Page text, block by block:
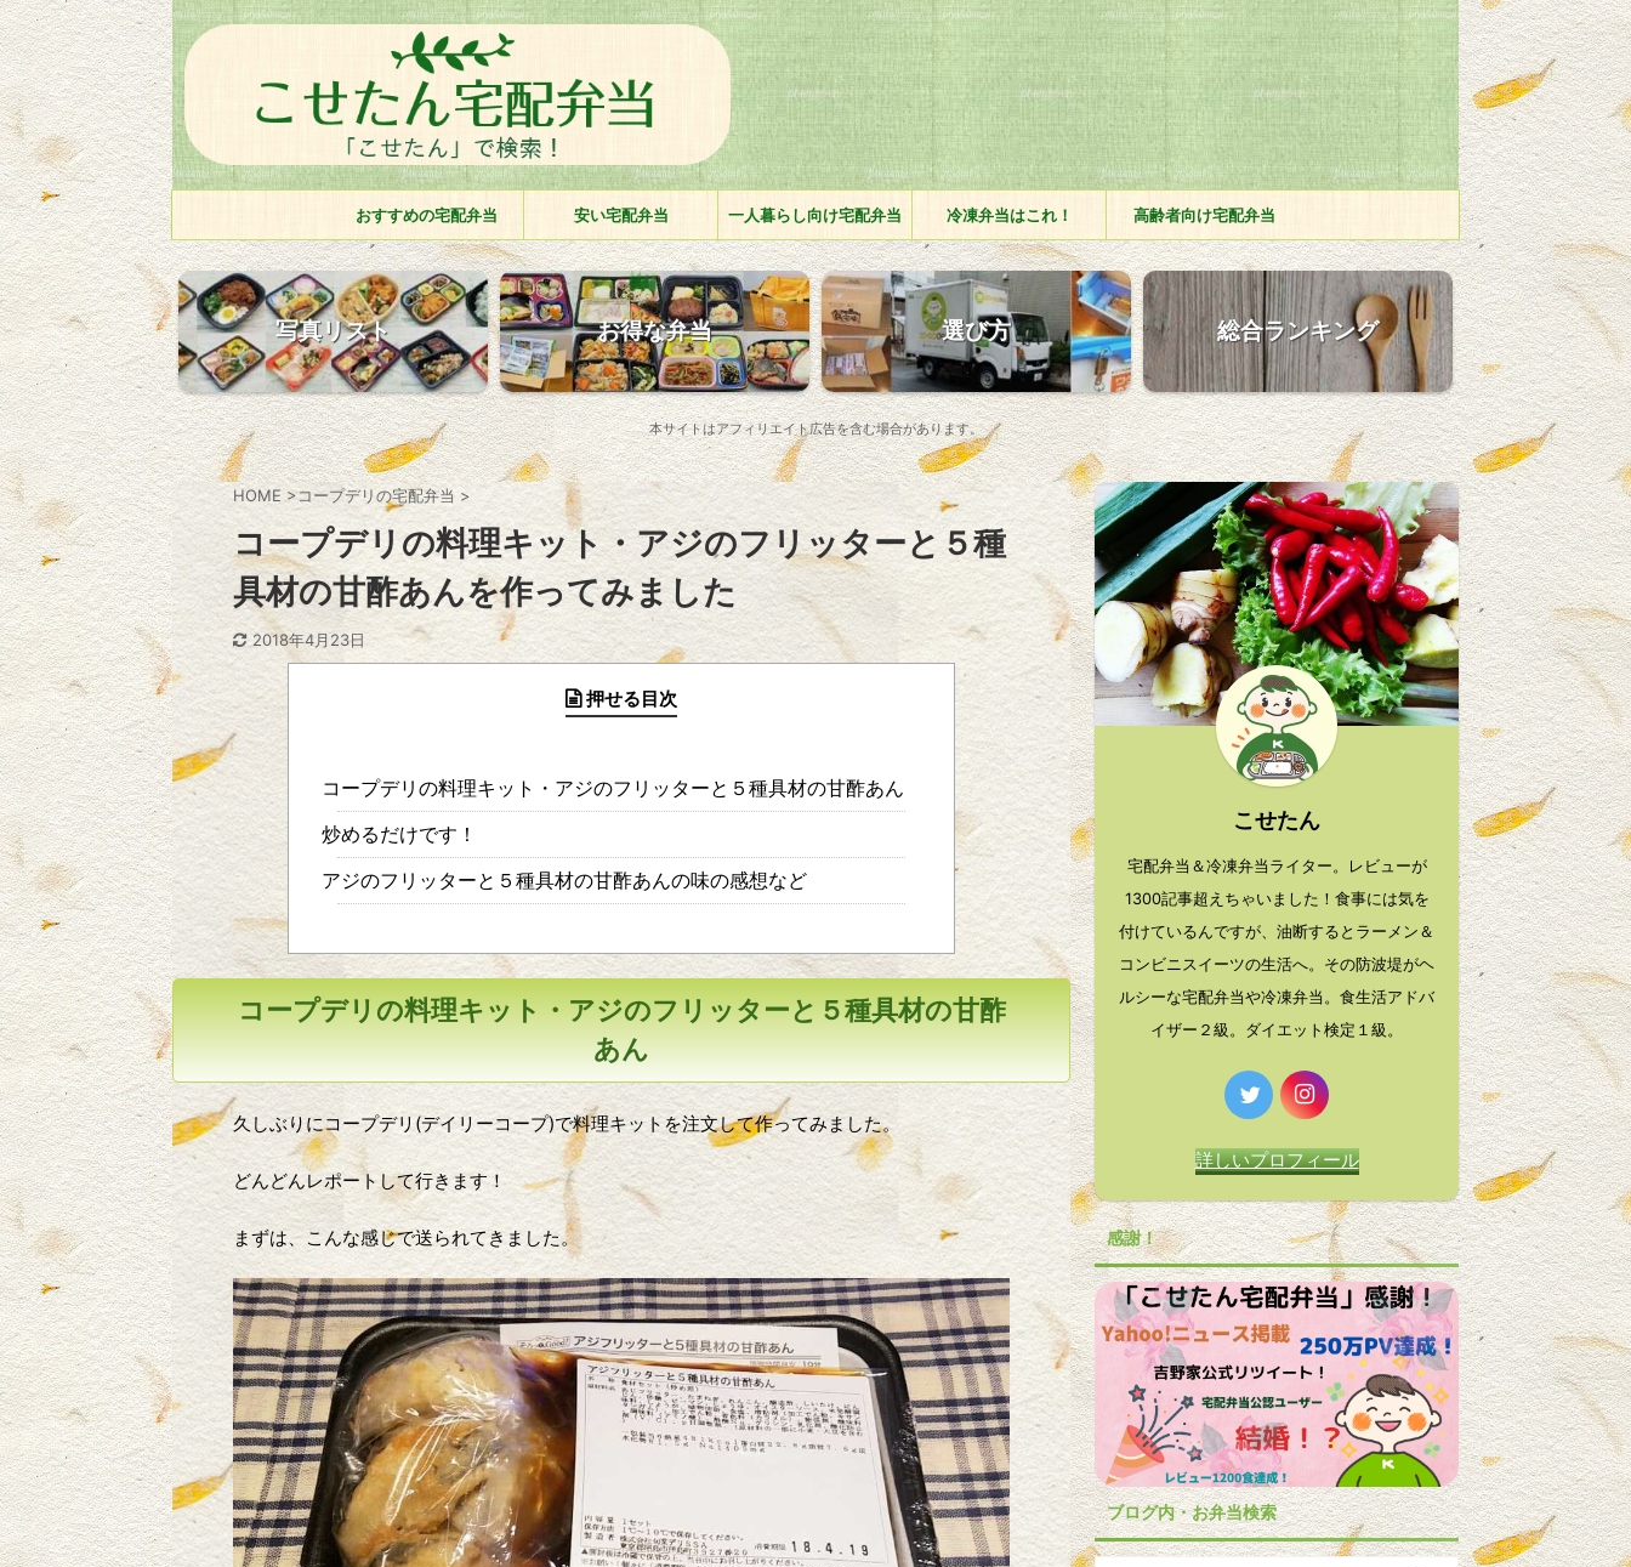
おすすめの宅配弁当 安い宅配弁当 一人暮らし向け宅配弁当 冷凍弁当はこれ！ 高齢者向け宅配弁当
写真リスト お得な弁当 選び方 総合ランキング
本サイトはアフィリエイト広告を含む場合があります。
HOME >コープデリの宅配弁当 >
コープデリの料理キット・アジのフリッターと５種
具材の甘酢あんを作ってみました
2018年4月23日
押せる目次
コープデリの料理キット・アジのフリッターと５種具材の甘酢あん
炒めるだけです！
アジのフリッターと５種具材の甘酢あんの味の感想など
コープデリの料理キット・アジのフリッターと５種具材の甘酢
あん
久しぶりにコープデリ(デイリーコープ)で料理キットを注文して作ってみました。
どんどんレポートして行きます！
まずは、こんな感じで送られてきました。
こせたん
宅配弁当＆冷凍弁当ライター。レビューが
1300記事超えちゃいました！食事には気を
付けているんですが、油断するとラーメン＆
コンビニスイーツの生活へ。その防波堤がヘ
ルシーな宅配弁当や冷凍弁当。食生活アドバ
イザー２級。ダイエット検定１級。
詳しいプロフィール
感謝！
ブログ内・お弁当検索